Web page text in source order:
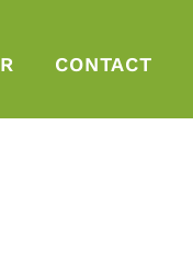
CONTACT